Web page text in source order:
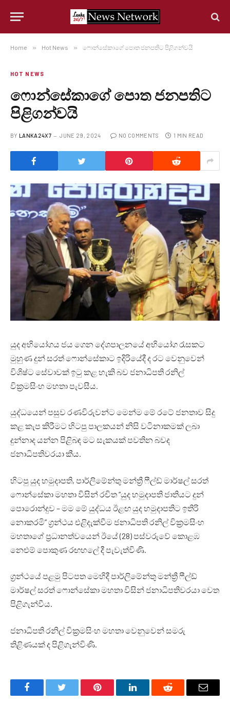
Home » Hot News » ෆොන්සේකාගේ පොත ජනපතිට පිළිගන්වයි
HOT NEWS
ෆොන්සේකාගේ පොත ජනපතිට
පිළිගන්වයි
BY LANKA24X7 JUNE 29, 2024 NO COMMENTS 1 MIN READ
යුද අභියෝගය ජය ගෙන දේශපාලනයේ අභියෝග රැසකට
මුහුණ දුන් සරත් ෆොන්සේකාට ඉදිරියේදී ද රට වෙනුවෙන්
විශිෂ්ට සේවාවක් ඉටු කළ හැකි බව ජනාධිපති රනිල්
වික්‍රමසිංහ මහතා පැවසීය.
යුද්ධයෙන් පසුව රණවිරුවන්ට මෙන්ම මේ රටේ ජනතාව සිදු
කළ කැප කිරීමට හිටපු පාලකයන් නිසි වටිනාකමක් ලබා
දුන්නාද යන්න පිළිබඳ මට සැකයක් පවතින බවද
ජනාධිපතිවරයා කීය.
හිටපු යුද හමුදාපති, පාර්ලිමේන්තු මන්ත්‍රී ෆීල්ඩ් මාර්ෂල් සරත්
ෆොන්සේකා මහතා විසින් රචිත “යුද හමුදාපති ජාතියට දුන්
පොරොන්දුව – මම මේ යුද්ධය ඊළඟ යුද හමුදාපතිට ඉතිරි
නොකරමි” ග්‍රන්ථය එළිදැක්වීම ජනාධිපති රනිල් වික්‍රමසිංහ
මහතාගේ ප්‍රධානත්වයෙන් ඊයේ (28) පස්වරුවේ කොළඹ
නෙළුම් පොකුණ රඟහලේ දී පැවැත්විණි.
ග්‍රන්ථයේ පළමු පිටපත මෙහිදී පාර්ලිමේන්තු මන්ත්‍රී ෆීල්ඩ්
මාර්ෂල් සරත් ෆොන්සේකා මහතා විසින් ජනාධිපතිවරයා වෙත
පිළිගැන්වීය.
ජනාධිපති රනිල් වික්‍රමසිංහ මහතා වෙනුවෙන් සමරු
තිළිණයක් ද පිළිගැන්විණි.
FacebookTwitter Pinterest LinkedInReddit Email